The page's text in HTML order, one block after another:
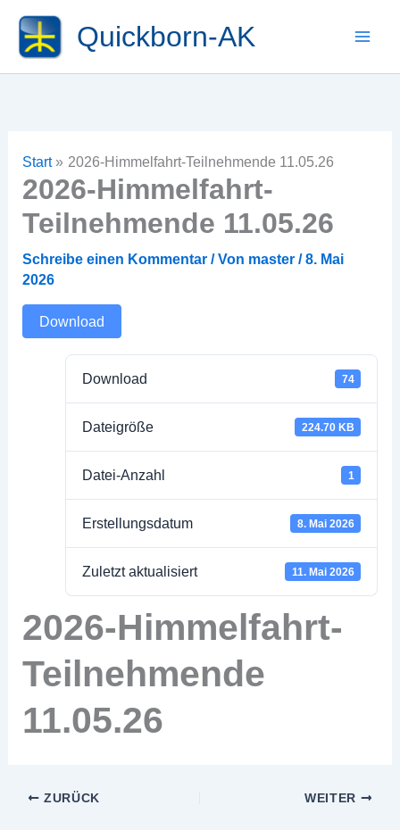
Inhalt
springen
Quickborn-AK
Start 2026-Himmelfahrt-Teilnehmende 11.05.26
2026-Himmelfahrt-
Teilnehmende 11.05.26
Schreibe einen Kommentar / Von master /8. Mai
2026
Download
Download 74
Dateigröße 224.70 KB
Datei-Anzahl 1
Erstellungsdatum 8. Mai 2026
Zuletzt aktualisiert 11. Mai 2026
2026-Himmelfahrt-
Teilnehmende
11.05.26
ZURÜCK WEITER